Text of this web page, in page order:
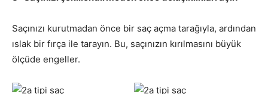
Saçınızı kurutmadan önce bir saç açma tarağıyla, ardından
ıslak bir fırça ile tarayın. Bu, saçınızın kırılmasını büyük
ölçüde engeller.